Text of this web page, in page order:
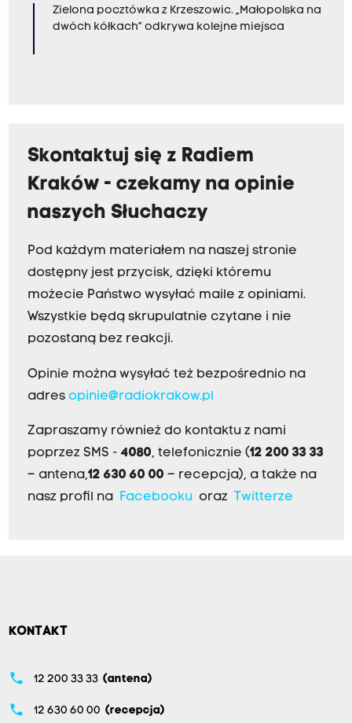
Zielona pocztówka z Krzeszowic. „Małopolska na
dwóch kółkach” odkrywa kolejne miejsca
Skontaktuj się z Radiem
Kraków - czekamy na opinie
naszych Słuchaczy
Pod każdym materiałem na naszej stronie
dostępny jest przycisk, dzięki któremu
możecie Państwo wysyłać maile z opiniami.
Wszystkie będą skrupulatnie czytane i nie
pozostaną bez reakcji.
Opinie można wysyłać też bezpośrednio na
adres opinie@radiokrakow.pl
Zapraszamy również do kontaktu z nami
poprzez SMS - 4080, telefonicznie (12 200 33 33
– antena,12 630 60 00 – recepcja), a także na
nasz profil na
Facebookuoraz Twitterze
KONTAKT
phone 12 200 33 33 (antena)
phone 12 630 60 00 (recepcja)